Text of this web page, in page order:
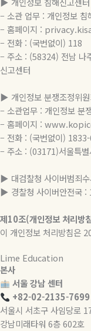
– 소관 업무 : 개인정보 침
– 홈페이지 :
– 전화 : (국번없이) 118
– 주소 : (58324) 전남 나
신고센터
▶ 개인정보 분쟁조정위원
– 소관업무 : 개인정보 분
– 홈페이지 :
– 전화 : (국번없이)
– 주소 : (03171)서울특
▶ 대검찰청 사이버범죄
▶ 경찰청 사이버안전
제10조(개인정보 처리방
이 개인정보 처리방침은
Lime Education
본사
서울 강남 센터
+82-02-2135-7699
서울시 서초구 사임당로
강남미래타워 6층 602호